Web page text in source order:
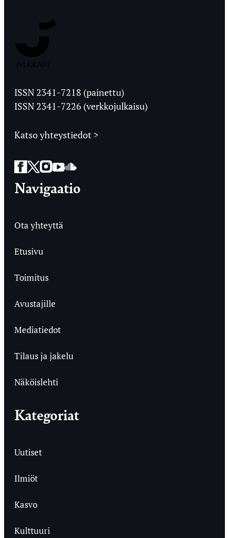
Ylioppilaslehti
ISSN 2341-7218 (painettu)
ISSN 2341-7226 (verkkojulkaisu)
Katso yhteystiedot >
Facebook
Twitter
Instagram
YouTube
SoundCloud
Navigaatio
Ota yhteyttä
Etusivu
Toimitus
Avustajille
Mediatiedot
Tilaus ja jakelu
Näköislehti
Kategoriat
Uutiset
Ilmiöt
Kasvo
Kulttuuri